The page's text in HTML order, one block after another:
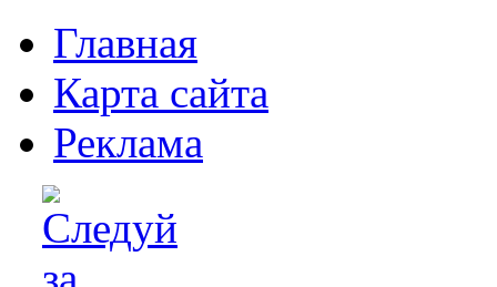
Главная
Карта сайта
Реклама